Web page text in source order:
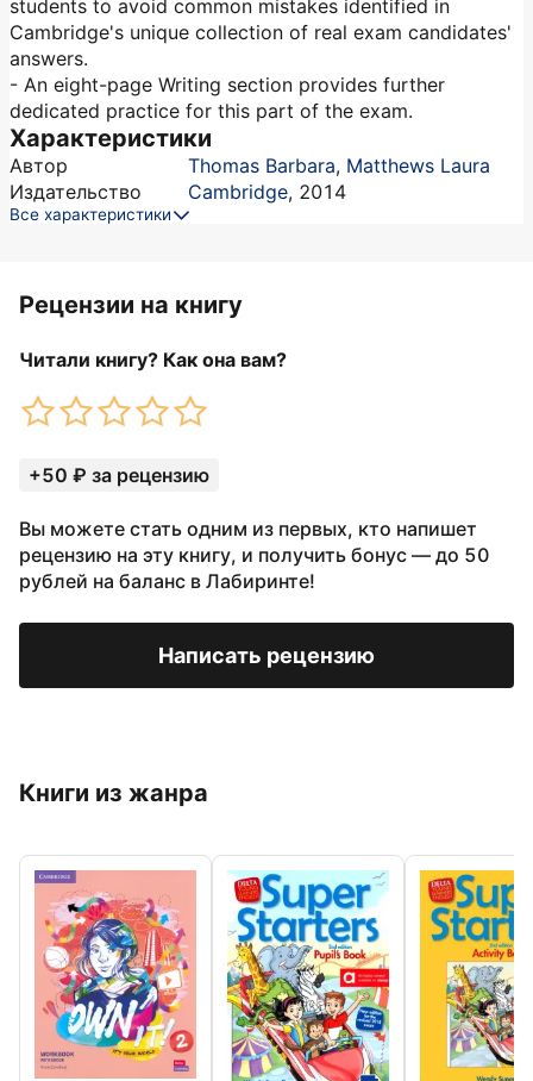
students to avoid common mistakes identified in
Cambridge's unique collection of real exam candidates'
answers.
- An eight-page Writing section provides further
dedicated practice for this part of the exam.
Характеристики
Автор Thomas Barbara, Matthews Laura
Издательство
Cambridge, 2014
Все характеристики
Рецензии на книгу
Читали книгу? Как она вам?
+50 ₽ за рецензию
Вы можете стать одним из первых, кто напишет
рецензию на эту книгу, и получить бонус — до 50
рублей на баланс в Лабиринте!
Написать рецензию
Книги из жанра